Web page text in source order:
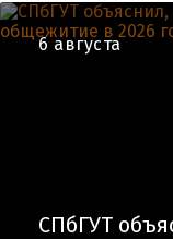
6 августа
СПбГУТ